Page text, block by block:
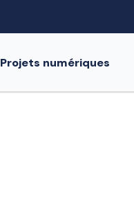
Projets numériques